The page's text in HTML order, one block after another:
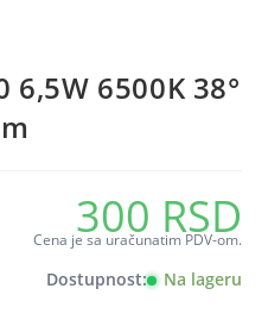
6,5W 6500K 38°
300 RSD
Cena je sa uračunatim PDV-om.
Dostupnost: Na lageru